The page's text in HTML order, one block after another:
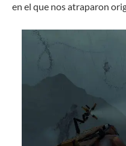
en el que nos atraparon